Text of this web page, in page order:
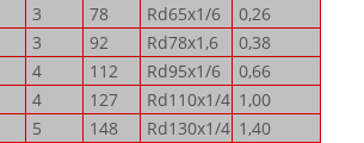
3 78 Rd65x1/6
0,26
3 92 Rd78x1,6
0,38
4 112 Rd95x1/6
0,66
4 127 Rd110x1/4 1,00
5 148 Rd130x1/4 1,40